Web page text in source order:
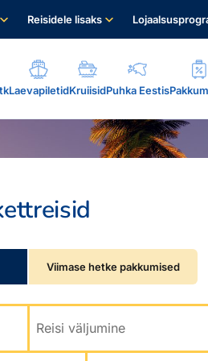
Reisidele lisaks
LaevapiletidKruiisidPuhka Eestis
Viimase hetke pakkumised
Reisi väljumine